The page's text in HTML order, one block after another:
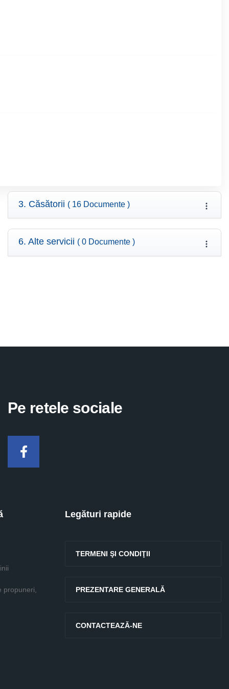
3. Căsătorii ( 16 Documente )
6. Alte servicii ( 0 Documente )
Pe retele sociale
Facebook
propuneri,
Legături rapide
TERMENI ŞI CONDIŢII
PREZENTARE GENERALĂ
CONTACTEAZĂ-NE